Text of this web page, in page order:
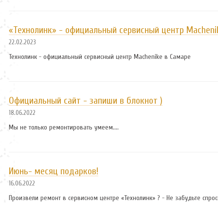
«Технолинк» - официальный сервисный центр
22.02.2023
Технолинк - официальный сервисный центр Machenike в Самаре
Официальный сайт - запиши в блокнот )
18.06.2022
Мы не только ремонтировать умеем....
Июнь- месяц подарков!
16.06.2022
Произвели ремонт в сервисном центре «Технолинк» ? - Не забудьте